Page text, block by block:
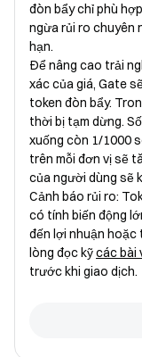
đòn bẩy chỉ phù
ngừa rủi ro chuyên
hạn.
Để nâng cao trải
xác của giá, Gate
token đòn bẩy.
thời bị tạm dừng.
xuống còn 1/1000
trên mỗi đơn vị sẽ
của người dùng sẽ
Cảnh báo rủi ro:
có tính biến động
đến lợi nhuận hoặc
lòng đọc kỹcác bài
trước khi giao dịch.